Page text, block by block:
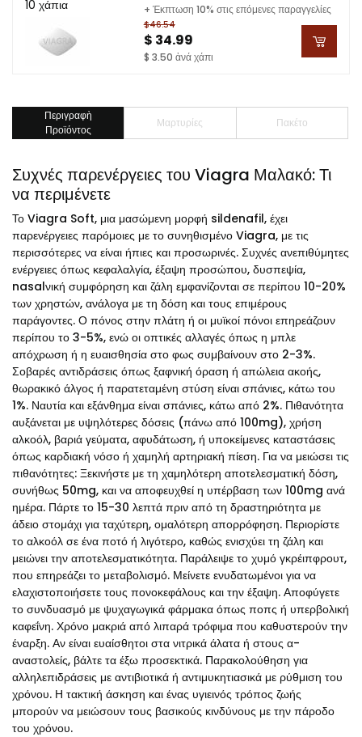
10 χάπια
$46.54
$ 34.99
$ 3.50 ἀνά χάπι
+ Έκπτωση 10% στις επόμενες παραγγελίες
Περιγραφὴ
Προϊόντος
Μαρτυρίες Πακέτο
Συχνές παρενέργειες του Viagra Μαλακό: Τι
να περιμένετε
Το Viagra Soft, μια μασώμενη μορφή sildenafil, έχει
παρενέργειες παρόμοιες με το συνηθισμένο Viagra, με τις
περισσότερες να είναι ήπιες και προσωρινές. Συχνές ανεπιθύμητες
ενέργειες όπως κεφαλαλγία, έξαψη προσώπου, δυσπεψία,
nasalνική συμφόρηση και ζάλη εμφανίζονται σε περίπου 10-20%
των χρηστών, ανάλογα με τη δόση και τους επιμέρους
παράγοντες. Ο πόνος στην πλάτη ή οι μυϊκοί πόνοι επηρεάζουν
περίπου το 3-5%, ενώ οι οπτικές αλλαγές όπως η μπλε
απόχρωση ή η ευαισθησία στο φως συμβαίνουν στο 2-3%.
Σοβαρές αντιδράσεις όπως ξαφνική όραση ή απώλεια ακοής,
θωρακικό άλγος ή παρατεταμένη στύση είναι σπάνιες, κάτω του
1%. Ναυτία και εξάνθημα είναι σπάνιες, κάτω από 2%. Πιθανότητα
αυξάνεται με υψηλότερες δόσεις (πάνω από 100mg), χρήση
αλκοόλ, βαριά γεύματα, αφυδάτωση, ή υποκείμενες καταστάσεις
όπως καρδιακή νόσο ή χαμηλή αρτηριακή πίεση. Για να μειώσει τις
πιθανότητες: Ξεκινήστε με τη χαμηλότερη αποτελεσματική δόση,
συνήθως 50mg, και να αποφευχθεί η υπέρβαση των 100mg ανά
ημέρα. Πάρτε το 15-30 λεπτά πριν από τη δραστηριότητα με
άδειο στομάχι για ταχύτερη, ομαλότερη απορρόφηση. Περιορίστε
το αλκοόλ σε ένα ποτό ή λιγότερο, καθώς ενισχύει τη ζάλη και
μειώνει την αποτελεσματικότητα. Παράλειψε το χυμό γκρέιπφρουτ,
που επηρεάζει το μεταβολισμό. Μείνετε ενυδατωμένοι για να
ελαχιστοποιήσετε τους πονοκεφάλους και την έξαψη. Αποφύγετε
το συνδυασμό με ψυχαγωγικά φάρμακα όπως ποπς ή υπερβολική
καφεΐνη. Χρόνο μακριά από λιπαρά τρόφιμα που καθυστερούν την
έναρξη. Αν είναι ευαίσθητοι στα νιτρικά άλατα ή στους α-
αναστολείς, βάλτε τα έξω προσεκτικά. Παρακολούθηση για
αλληλεπιδράσεις με αντιβιοτικά ή αντιμυκητιασικά με ρύθμιση του
χρόνου. Η τακτική άσκηση και ένας υγιεινός τρόπος ζωής
μπορούν να μειώσουν τους βασικούς κινδύνους με την πάροδο
του χρόνου.